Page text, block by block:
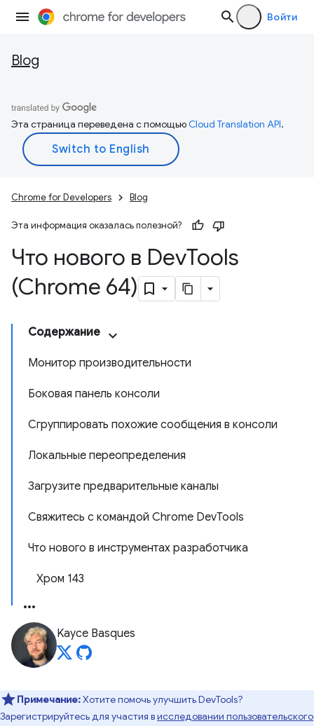
Войти
Blog
Эта страница переведена с помощьюCloud Translation API.
Chrome for Developers Blog
Эта информация оказалась полезной?
Что нового в DevTools
(Chrome 64)
Содержание
Монитор производительности
Боковая панель консоли
Сгруппировать похожие сообщения в консоли
Локальные переопределения
Загрузите предварительные каналы
Свяжитесь с командой Chrome DevTools
Что нового в инструментах разработчика
Хром 143
Kayce Basques
Примечание:Хотите помочь улучшить DevTools?
Зарегистрируйтесь для участия висследовании пользовательского